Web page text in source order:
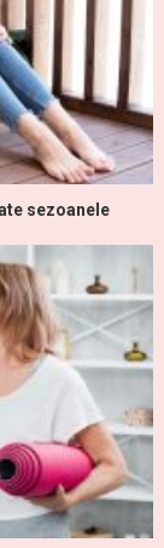
sezoanele